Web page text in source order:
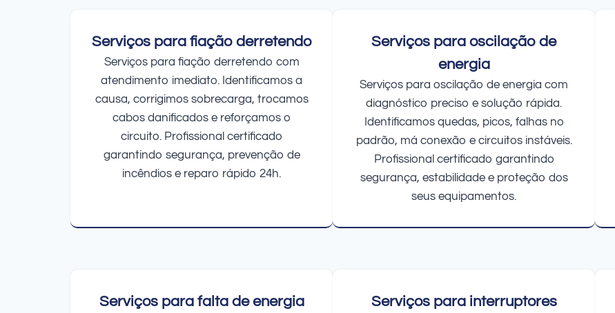
Serviços para fiação derretendo
Serviços para fiação derretendo com
atendimento imediato. Identificamos a
causa, corrigimos sobrecarga, trocamos
cabos danificados e reforçamos o
circuito. Profissional certificado
garantindo segurança, prevenção de
incêndios e reparo rápido 24h.
Serviços para oscilação de
energia
Serviços para oscilação de energia com
diagnóstico preciso e solução rápida.
Identificamos quedas, picos, falhas no
padrão, má conexão e circuitos instáveis.
Profissional certificado garantindo
segurança, estabilidade e proteção dos
seus equipamentos.
Serviços para falta de energia
Serviços para interruptores